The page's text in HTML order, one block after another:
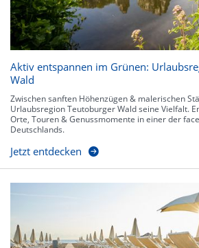
Aktiv entspannen im Grünen:
Wald
Zwischen sanften Höhenzügen & malerischen
Urlaubsregion Teutoburger Wald seine Vielfalt.
Orte, Touren & Genussmomente in einer der
Deutschlands.
Jetzt entdecken